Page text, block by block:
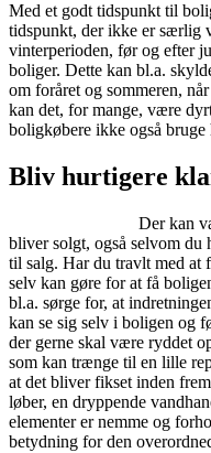
Med et godt tidspunkt til
tidspunkt, der ikke er særlig
vinterperioden, før og efter
boliger. Dette kan bl.a.
om foråret og sommeren,
kan det, for mange, være
boligkøbere ikke også
Bliv hurtigere
Der kan
bliver solgt, også selvom du
til salg. Har du travlt med at
selv kan gøre for at få
bl.a. sørge for, at
kan se sig selv i boligen og
der gerne skal være ryddet
som kan trænge til en lille
at det bliver fikset inden
løber, en dryppende
elementer er nemme og
betydning for den